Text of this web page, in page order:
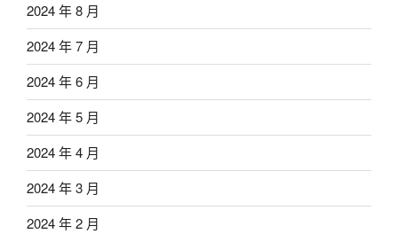
2024 年 8 月
2024 年 7 月
2024 年 6 月
2024 年 5 月
2024 年 4 月
2024 年 3 月
2024 年 2 月